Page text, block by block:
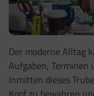
Der moderne Alltag
Aufgaben, Terminen
Inmitten dieses